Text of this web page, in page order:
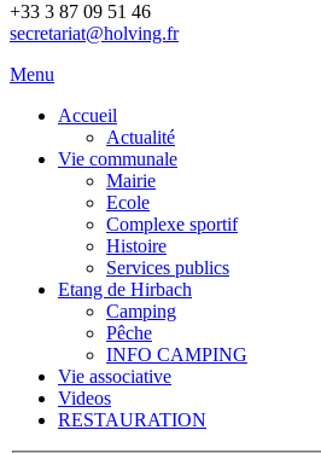
+33 3 87 09 51 46
secretariat@holving.fr
Menu
Accueil
Actualité
Vie communale
Mairie
Ecole
Complexe sportif
Histoire
Services publics
Etang de Hirbach
Camping
Pêche
INFO CAMPING
Vie associative
Videos
RESTAURATION